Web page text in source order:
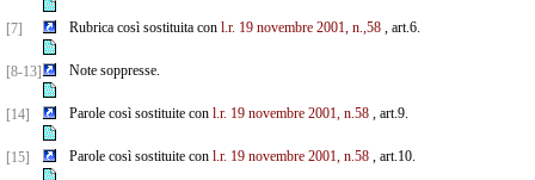
[7] Rubrica così sostituita con l.r. 19 novembre 2001, n.,58, art.6.
[8-13] Note soppresse.
[14] Parole così sostituite con l.r. 19 novembre 2001, n.58, art.9.
[15] Parole così sostituite con l.r. 19 novembre 2001, n.58, art.10.